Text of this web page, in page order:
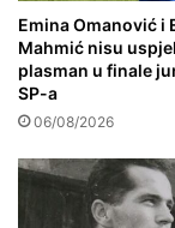
Emina Omanović i
Mahmić nisu
plasman u finale
SP-a
06/08/2026